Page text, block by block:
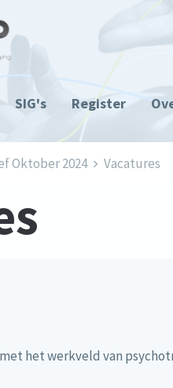
SIG's Register
Oktober 2024 Vacatures
het werkveld van